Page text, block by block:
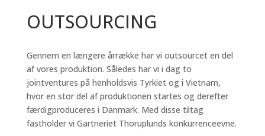
OUTSOURCING
Gennem en længere årrække har vi outsourcet en del
af vores produktion. Således har vi i dag to
jointventures på henholdsvis Tyrkiet og i Vietnam,
hvor en stor del af produktionen startes og derefter
færdigproduceres i Danmark. Med disse tiltag
fastholder vi Gartneriet Thoruplunds konkurrenceevne.